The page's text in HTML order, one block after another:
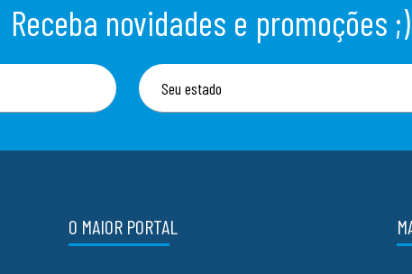
Receba novidades e promoções ;)
O MAIOR PORTAL